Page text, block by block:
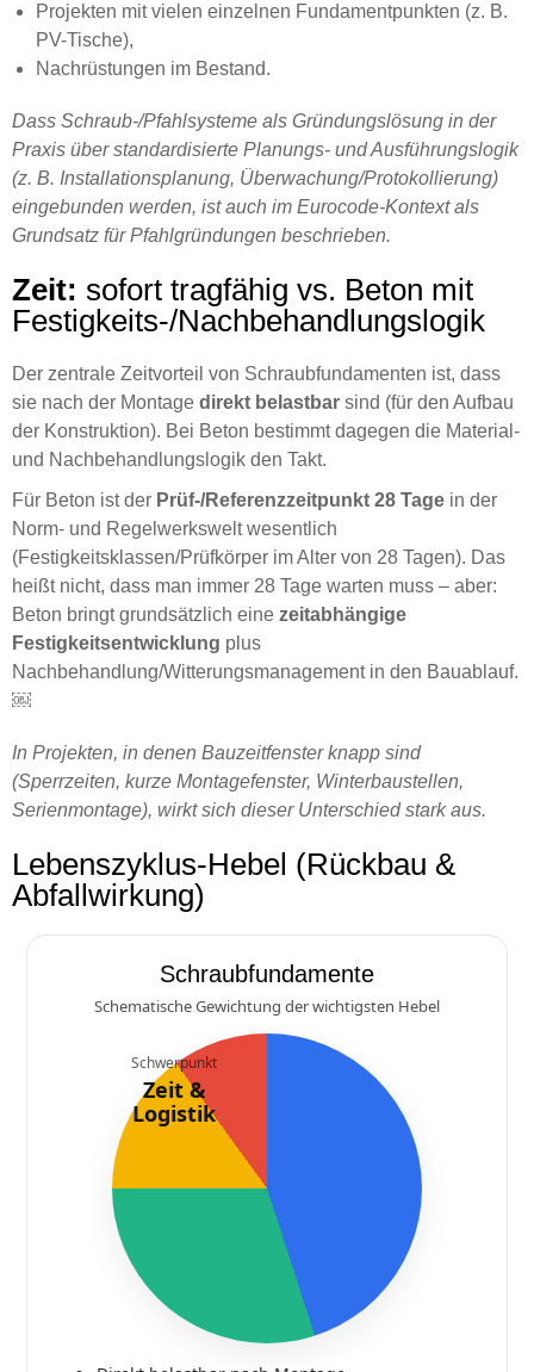
Projekten mit vielen einzelnen Fundamentpunkten (z. B.
PV-Tische),
Nachrüstungen im Bestand.
Dass Schraub-/Pfahlsysteme als Gründungslösung in der
Praxis über standardisierte Planungs- und Ausführungslogik
(z. B. Installationsplanung, Überwachung/Protokollierung)
eingebunden werden, ist auch im Eurocode-Kontext als
Grundsatz für Pfahlgründungen beschrieben.
Zeit: sofort tragfähig vs. Beton mit
Festigkeits-/Nachbehandlungslogik
Der zentrale Zeitvorteil von Schraubfundamenten ist, dass
sie nach der Montage direkt belastbar sind (für den Aufbau
der Konstruktion). Bei Beton bestimmt dagegen die Material-
und Nachbehandlungslogik den Takt.
Für Beton ist der Prüf-/Referenzzeitpunkt 28 Tage in der
Norm- und Regelwerkswelt wesentlich
(Festigkeitsklassen/Prüfkörper im Alter von 28 Tagen). Das
heißt nicht, dass man immer 28 Tage warten muss – aber:
Beton bringt grundsätzlich eine zeitabhängige
Festigkeitsentwicklung plus
Nachbehandlung/Witterungsmanagement in den Bauablauf.
￼
In Projekten, in denen Bauzeitfenster knapp sind
(Sperrzeiten, kurze Montagefenster, Winterbaustellen,
Serienmontage), wirkt sich dieser Unterschied stark aus.
Lebenszyklus-Hebel (Rückbau &
Abfallwirkung)
Schraubfundamente
Schematische Gewichtung der wichtigsten Hebel
Schwerpunkt
Zeit &
Logistik